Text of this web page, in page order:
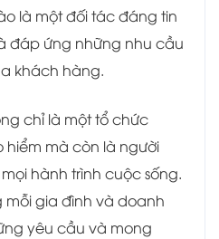
là một đối tác đáng tin
đáp ứng những nhu cầu
khách hàng.
chỉ là một tổ chức
mà còn là người
hành trình cuộc sống.
mỗi gia đình và doanh
yêu cầu và mong